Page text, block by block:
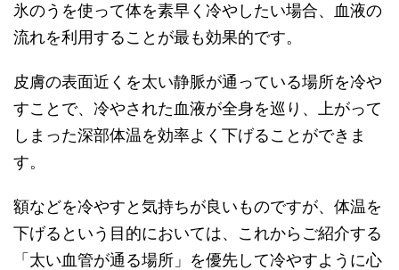
氷のうを使って体を素早く冷やしたい場合、血液の
流れを利用することが最も効果的です。
皮膚の表面近くを太い静脈が通っている場所を冷や
すことで、冷やされた血液が全身を巡り、上がって
しまった深部体温を効率よく下げることができま
す。
額などを冷やすと気持ちが良いものですが、体温を
下げるという目的においては、これからご紹介する
「太い血管が通る場所」を優先して冷やすように心